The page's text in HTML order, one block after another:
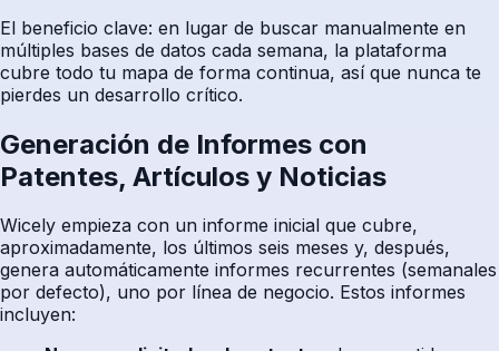
El beneficio clave: en lugar de buscar manualmente en
múltiples bases de datos cada semana, la plataforma
cubre todo tu mapa de forma continua, así que nunca te
pierdes un desarrollo crítico.
Generación de Informes con
Patentes, Artículos y Noticias
Wicely empieza con un informe inicial que cubre,
aproximadamente, los últimos seis meses y, después,
genera automáticamente informes recurrentes (semanales
por defecto), uno por línea de negocio. Estos informes
incluyen: